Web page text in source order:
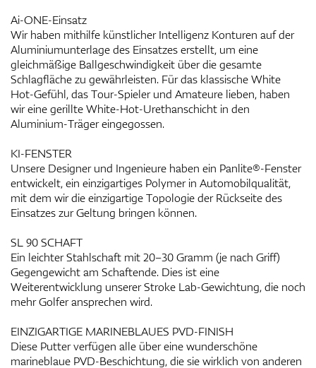
Ai-ONE-Einsatz
Wir haben mithilfe künstlicher Intelligenz Konturen auf der
Aluminiumunterlage des Einsatzes erstellt, um eine
gleichmäßige Ballgeschwindigkeit über die gesamte
Schlagfläche zu gewährleisten. Für das klassische White
Hot-Gefühl, das Tour-Spieler und Amateure lieben, haben
wir eine gerillte White-Hot-Urethanschicht in den
Aluminium-Träger eingegossen.
KI-FENSTER
Unsere Designer und Ingenieure haben ein Panlite®-Fenster
entwickelt, ein einzigartiges Polymer in Automobilqualität,
mit dem wir die einzigartige Topologie der Rückseite des
Einsatzes zur Geltung bringen können.
SL 90 SCHAFT
Ein leichter Stahlschaft mit 20–30 Gramm (je nach Griff)
Gegengewicht am Schaftende. Dies ist eine
Weiterentwicklung unserer Stroke Lab-Gewichtung, die noch
mehr Golfer ansprechen wird.
EINZIGARTIGE MARINEBLAUES PVD-FINISH
Diese Putter verfügen alle über eine wunderschöne
marineblaue PVD-Beschichtung, die sie wirklich von anderen